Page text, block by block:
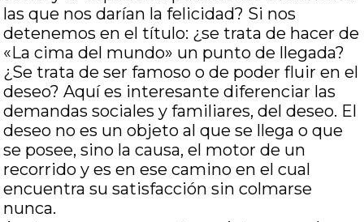
las que nos darían la felicidad? Si nos
detenemos en el título: ¿se trata de hacer de
«La cima del mundo» un punto de llegada?
¿Se trata de ser famoso o de poder fluir en el
deseo? Aquí es interesante diferenciar las
demandas sociales y familiares, del deseo. El
deseo no es un objeto al que se llega o que
se posee, sino la causa, el motor de un
recorrido y es en ese camino en el cual
encuentra su satisfacción sin colmarse
nunca.